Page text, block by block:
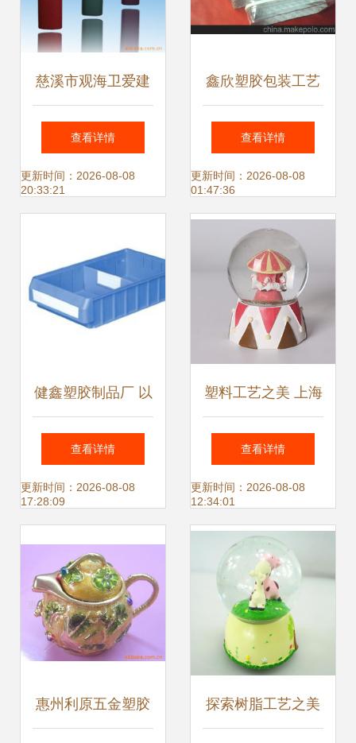
慈溪市观海卫爱建
塑料制品厂 匠心雕
琢塑料工艺品之美
查看详情
更新时间：2026-08-08
20:33:21
鑫欣塑胶包装工艺
品厂 精工细作塑料
工艺品的行业标杆
查看详情
更新时间：2026-08-08
01:47:36
健鑫塑胶制品厂 以
塑胶箱、周转箱与
塑料工艺品铸就行
查看详情
更新时间：2026-08-08
17:28:09
塑料工艺之美 上海
与泉州的水球工艺
品制造商
查看详情
更新时间：2026-08-08
12:34:01
惠州利原五金塑胶 探索树脂工艺之美